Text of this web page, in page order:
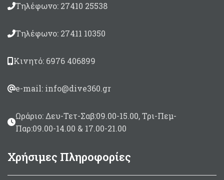
Τηλέφωνο: 27410 25538
Τηλέφωνο: 27411 10350
Κινητό: 6976 406899
e-mail: info@dive360.gr
Ωράριο: Δευ-Τετ-Σαβ:09.00-15.00, Τρι-Πεμ-
Παρ:09.00-14.00 & 17.00-21.00
Χρήσιμες Πληροφορίες